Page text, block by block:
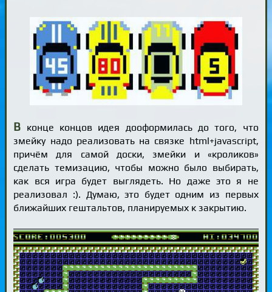
В конце концов идея дооформилась до того, что
змейку надо реализовать на связке html+javascript,
причём для самой доски, змейки и «кроликов»
сделать темизацию, чтобы можно было выбирать,
как вся игра будет выглядеть. Но даже это я не
реализовал :). Думаю, это будет одним из первых
ближайших гештальтов, планируемых к закрытию.